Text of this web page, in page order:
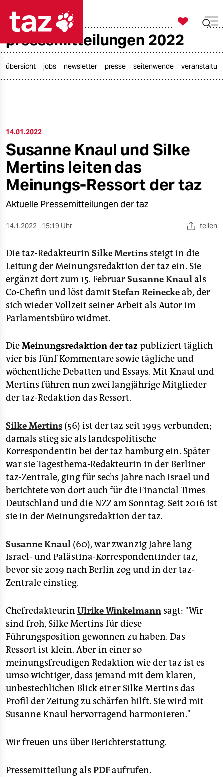
taz zahl ich
öko
gesellschaft
kultur
sport
berlin
wahrheit
verlag
verlag
shop
fragen & hilfe
unterstützen
genossenschaft
epaper login

taz zahl ich
pressemitteilungen 2022
übersicht jobs newsletter presse seitenwende
14.01.2022
Susanne Knaul und Silke
Mertins leiten das
Meinungs-Ressort der taz
Aktuelle Pressemitteilungen der taz
14.1.2022 15:19 Uhr teilen
Die taz-Redakteurin Silke Mertins steigt in die
Leitung der Meinungsredaktion der taz ein. Sie
ergänzt dort zum 15. FebruarSusanne Knaulals
Co-Chefin und löst damit Stefan Reineckeab, der
sich wieder Vollzeit seiner Arbeit als Autor im
Parlamentsbüro widmet.
DieMeinungsredaktion der taz publiziert täglich
vier bis fünf Kommentare sowie tägliche und
wöchentliche Debatten und Essays. Mit Knaul und
Mertins führen nun zwei langjährige Mitglieder
der taz-Redaktion das Ressort.
Silke Mertins (56) ist der taz seit 1995 verbunden;
damals stieg sie als landespolitische
Korrespondentin bei der taz hamburg ein. Später
war sie Tagesthema-Redakteurin in der Berliner
taz-Zentrale, ging für sechs Jahre nach Israel und
berichtete von dort auch für die Financial Times
Deutschland und die NZZ am Sonntag. Seit 2016 ist
sie in der Meinungsredaktion der taz.
Susanne Knaul (60), war zwanzig Jahre lang
Israel- und Palästina-Korrespondentinder taz,
bevor sie 2019 nach Berlin zog und in der taz-
Zentrale einstieg.
Chefredakteurin Ulrike Winkelmann sagt: "Wir
sind froh, Silke Mertins für diese
Führungsposition gewonnen zu haben. Das
Ressort ist klein. Aber in einer so
meinungsfreudigen Redaktion wie der taz ist es
umso wichtiger, dass jemand mit dem klaren,
unbestechlichen Blick einer Silke Mertins das
Profil der Zeitung zu schärfen hilft. Sie wird mit
Susanne Knaul hervorragend harmonieren."
Wir freuen uns über Berichterstattung.
Pressemitteilung als PDF aufrufen.